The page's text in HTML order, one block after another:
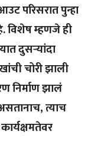
परिसरातपुन्हा
.विशेषम्हणजेही
दुसऱ्यांदा
चोरी झाली
निर्माणझालं
,त्याच
कार्यक्षमतेवर